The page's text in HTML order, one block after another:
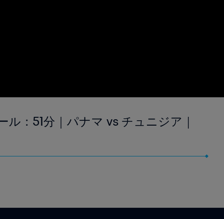
：51分｜パナマ vs チュニジア｜